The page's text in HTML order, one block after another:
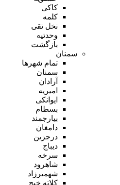
کاکی
کلمه
نخل تقی
وحدتیه
بازگشت
سمنان
تمام شهر‌ها
سمنان
آرادان
امیریه
ایوانکی
بسطام
بیارجمند
دامغان
درجزین
دیباج
سرخه
شاهرود
شهمیرزاد
کلاته خیج